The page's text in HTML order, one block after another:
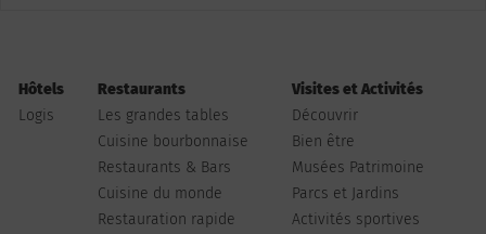
Hôtels
Logis
Restaurants
Les grandes tables
Cuisine bourbonnaise
Restaurants & Bars
Cuisine du monde
Restauration rapide
Visites et Activités
Découvrir
Bien être
Musées Patrimoine
Parcs et Jardins
Activités sportives